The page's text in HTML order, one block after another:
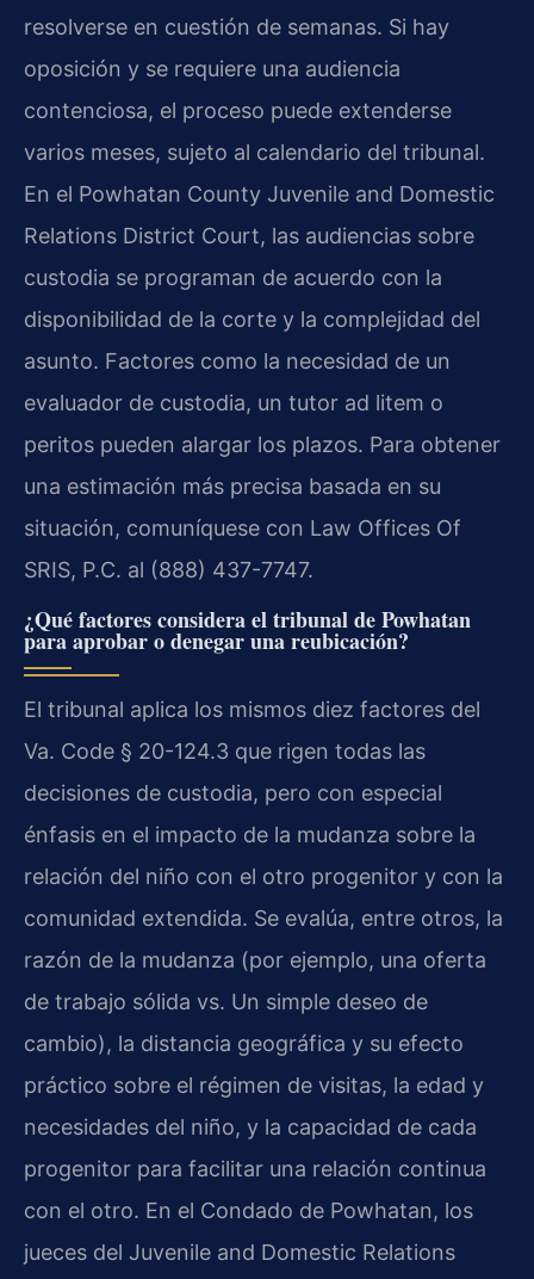
resolverse en cuestión de semanas. Si hay
oposición y se requiere una audiencia
contenciosa, el proceso puede extenderse
varios meses, sujeto al calendario del tribunal.
En el Powhatan County Juvenile and Domestic
Relations District Court, las audiencias sobre
custodia se programan de acuerdo con la
disponibilidad de la corte y la complejidad del
asunto. Factores como la necesidad de un
evaluador de custodia, un tutor ad litem o
peritos pueden alargar los plazos. Para obtener
una estimación más precisa basada en su
situación, comuníquese con Law Offices Of
SRIS, P.C. al (888) 437-7747.
¿Qué factores considera el tribunal de Powhatan
para aprobar o denegar una reubicación?
El tribunal aplica los mismos diez factores del
Va. Code § 20-124.3 que rigen todas las
decisiones de custodia, pero con especial
énfasis en el impacto de la mudanza sobre la
relación del niño con el otro progenitor y con la
comunidad extendida. Se evalúa, entre otros, la
razón de la mudanza (por ejemplo, una oferta
de trabajo sólida vs. Un simple deseo de
cambio), la distancia geográfica y su efecto
práctico sobre el régimen de visitas, la edad y
necesidades del niño, y la capacidad de cada
progenitor para facilitar una relación continua
con el otro. En el Condado de Powhatan, los
jueces del Juvenile and Domestic Relations